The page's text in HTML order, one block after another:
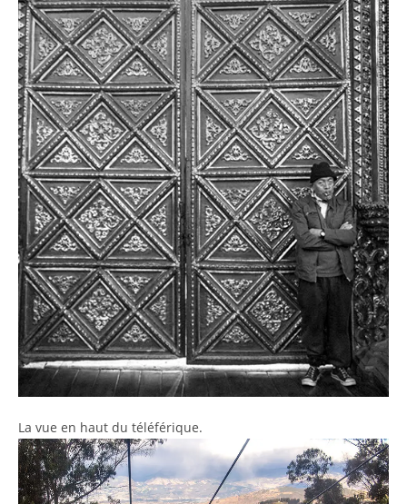
La vue en haut du téléférique.